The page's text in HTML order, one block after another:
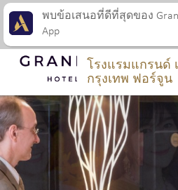
โรงแรมแกรนด์
กรุงเทพ ฟอร์จูน
พบข้อเสนอที่ดีที่สุดของ
App